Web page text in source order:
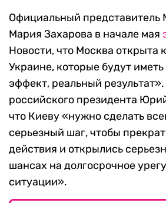
Официальный
Мария Захарова в начале мая
Новости, что Москва открыта
Украине, которые будут
эффект, реальный
российского президента
что Киеву «нужно сделать
серьезный шаг, чтобы
действия и открылись
шансах на долгосрочное
ситуации».